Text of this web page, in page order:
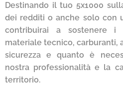
Destinando il tuo 5x1000
dei redditi o anche solo con
contribuirai a sostenere i
materiale tecnico, carburanti,
sicurezza e quanto è
nostra professionalità e la
territorio.